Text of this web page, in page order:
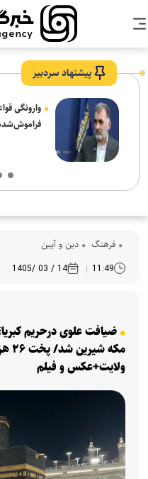
پیشنهاد سردبیر
وارونگی
فرهنگ‌ دین و آیین
11:49
14 / 03 /1405
ضیافت علوی درحریم
ولایت+عکس و فیلم